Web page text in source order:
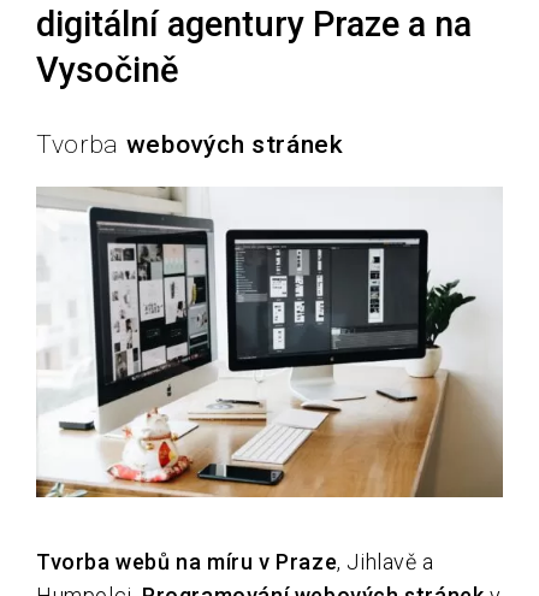
digitální agentury Praze a na
Vysočině
Tvorba webů na míru v Praze, Jihlavě a
Tvorba webových stránek